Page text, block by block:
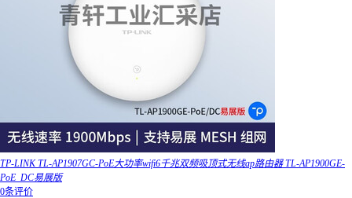
TP-LINK TL-AP1907GC-PoE大功率wifi6千兆双频吸顶式无线ap路由器 TL-AP1900GE-
PoE_DC易展版
0条评价